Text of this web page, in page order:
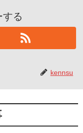
する
kennsu